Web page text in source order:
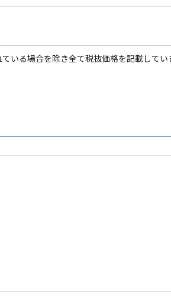
いる場合を除き全て税抜価格を記載してい